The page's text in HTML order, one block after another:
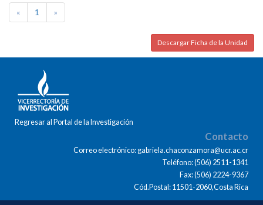
« 1 »
Descargar Ficha de la Unidad
Regresar al Portal de la Investigación
Contacto
Correo electrónico: gabriela.chaconzamora@ucr.ac.cr
Teléfono: (506) 2511-1341
Fax: (506) 2224-9367
Cód.Postal: 11501-2060,Costa Rica